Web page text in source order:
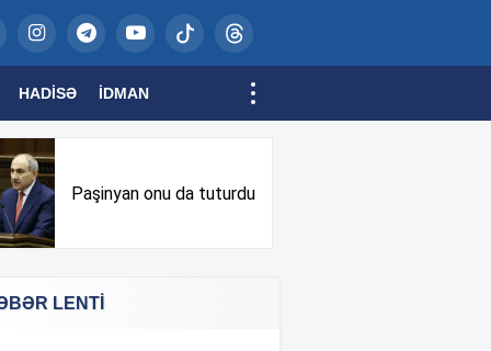
HADISƏ İDMAN
Paşinyan onu da tuturdu
LENTİ